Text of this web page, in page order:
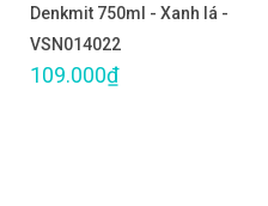
Denkmit 750ml - Xanh lá -
VSN014022
109.000₫